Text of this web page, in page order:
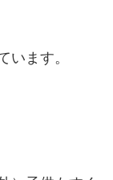
います。